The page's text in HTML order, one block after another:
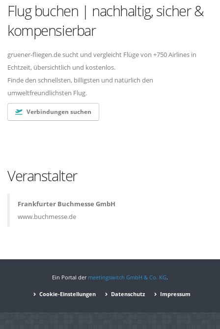
Flug buchen | nachhaltig, sicher &
kompensierbar
gruener-fliegen.de sucht und vergleicht Flüge von +750 Airlines in
Echtzeit, übersichtlich und kostenlos.
Finde den schnellsten, billigsten und natürlich den
umweltfreundlichsten Flug.
Verbindungen suchen
Veranstalter
Frankfurter Buchmesse GmbH
www.buchmesse.de
Ein Portal der meetingswitch GmbH & Co. KG.
Cookie-Einstellungen Datenschutz Impressum